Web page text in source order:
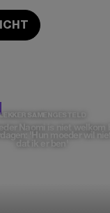
SAMENGESTELD
Naomi is niet welkom
'Hun moeder wil niet
dat ik er ben'